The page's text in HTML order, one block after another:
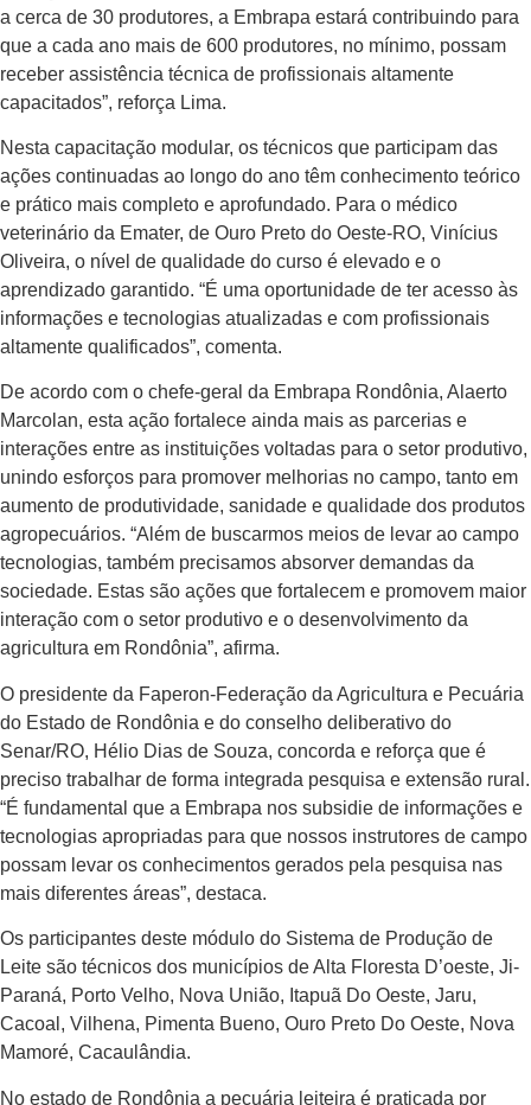
a cerca de 30 produtores, a Embrapa estará contribuindo para
que a cada ano mais de 600 produtores, no mínimo, possam
receber assistência técnica de profissionais altamente
capacitados”, reforça Lima.
Nesta capacitação modular, os técnicos que participam das
ações continuadas ao longo do ano têm conhecimento teórico
e prático mais completo e aprofundado. Para o médico
veterinário da Emater, de Ouro Preto do Oeste-RO, Vinícius
Oliveira, o nível de qualidade do curso é elevado e o
aprendizado garantido. “É uma oportunidade de ter acesso às
informações e tecnologias atualizadas e com profissionais
altamente qualificados”, comenta.
De acordo com o chefe-geral da Embrapa Rondônia, Alaerto
Marcolan, esta ação fortalece ainda mais as parcerias e
interações entre as instituições voltadas para o setor produtivo,
unindo esforços para promover melhorias no campo, tanto em
aumento de produtividade, sanidade e qualidade dos produtos
agropecuários. “Além de buscarmos meios de levar ao campo
tecnologias, também precisamos absorver demandas da
sociedade. Estas são ações que fortalecem e promovem maior
interação com o setor produtivo e o desenvolvimento da
agricultura em Rondônia”, afirma.
O presidente da Faperon-Federação da Agricultura e Pecuária
do Estado de Rondônia e do conselho deliberativo do
Senar/RO, Hélio Dias de Souza, concorda e reforça que é
preciso trabalhar de forma integrada pesquisa e extensão rural.
“É fundamental que a Embrapa nos subsidie de informações e
tecnologias apropriadas para que nossos instrutores de campo
possam levar os conhecimentos gerados pela pesquisa nas
mais diferentes áreas”, destaca.
Os participantes deste módulo do Sistema de Produção de
Leite são técnicos dos municípios de Alta Floresta D’oeste, Ji-
Paraná, Porto Velho, Nova União, Itapuã Do Oeste, Jaru,
Cacoal, Vilhena, Pimenta Bueno, Ouro Preto Do Oeste, Nova
Mamoré, Cacaulândia.
No estado de Rondônia a pecuária leiteira é praticada por